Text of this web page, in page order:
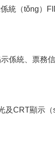
（tǒng）
係統、票
CRT顯示